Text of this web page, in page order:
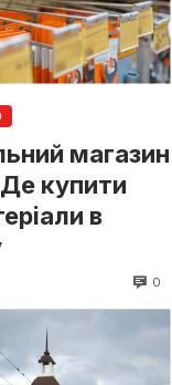
магазин
купити
в
0